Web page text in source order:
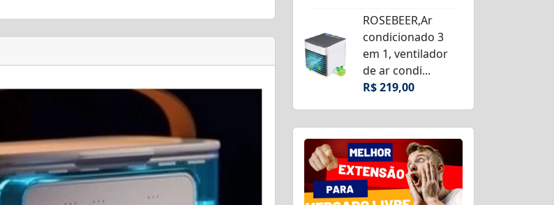
ROSEBEER,Ar
condicionado 3
em 1, ventilador
de ar condi...
R$ 219,00